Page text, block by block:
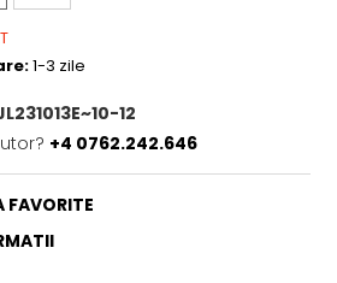
1-3 zile
12
+4 0762.242.646
FAVORITE